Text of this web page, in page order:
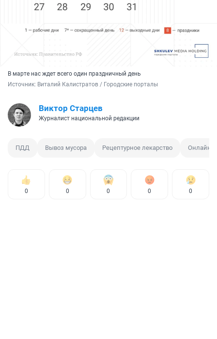
В марте нас ждет всего один праздничный день
Источник: Виталий Калистратов / Городские порталы
Виктор Старцев
Журналист национальной редакции
ПДД Вывоз мусора Рецептурное лекарство Онлайн-
0 0 0 0 0